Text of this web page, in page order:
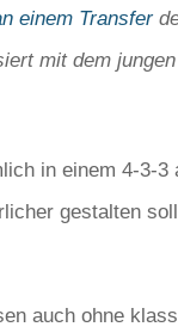
einem Transfer
mit dem
in einem 4-3-
gestalten
auch ohne